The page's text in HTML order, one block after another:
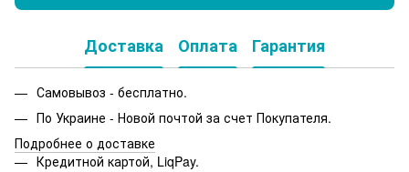
Доставка Оплата Гарантия
Самовывоз - бесплатно.
По Украине - Новой почтой за счет Покупателя.
Подробнее о доставке
Кредитной картой, LiqPay.